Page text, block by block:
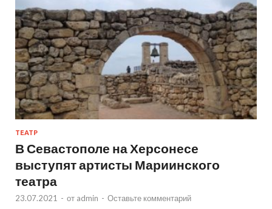
ТЕАТР
В Севастополе на Херсонесе
выступят артисты Мариинского
театра
23.07.2021 - от admin - Оставьте комментарий